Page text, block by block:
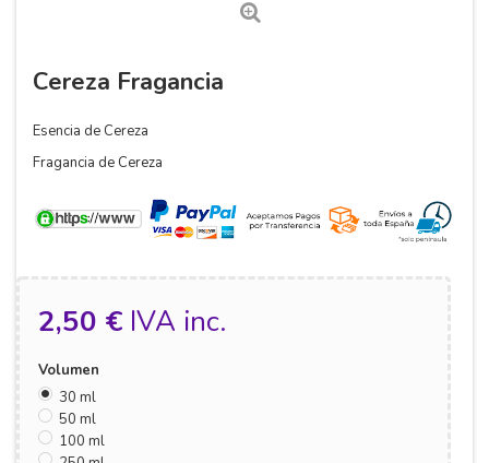
Cereza Fragancia
Esencia de Cereza
Fragancia de Cereza
2,50 €IVA inc.
Volumen
30 ml
50 ml
100 ml